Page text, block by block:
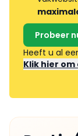
Probeer
Heeft u al
Klik hier